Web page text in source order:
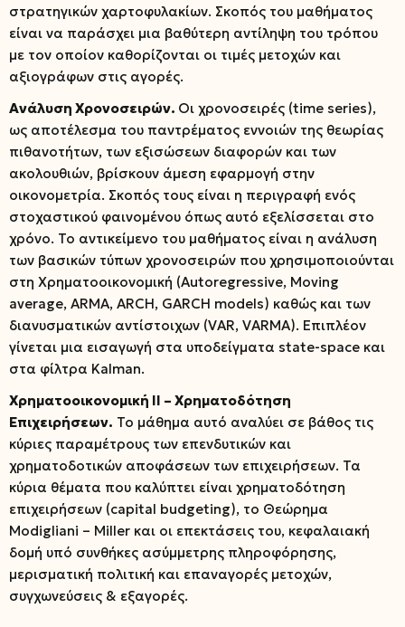
στρατηγικών χαρτοφυλακίων. Σκοπός του μαθήματος
είναι να παράσχει μια βαθύτερη αντίληψη του τρόπου
με τον οποίον καθορίζονται οι τιμές μετοχών και
αξιογράφων στις αγορές.
Ανάλυση Χρονοσειρών. Οι χρονοσειρές (time series),
ως αποτέλεσμα του παντρέματος εννοιών της θεωρίας
πιθανοτήτων, των εξισώσεων διαφορών και των
ακολουθιών, βρίσκουν άμεση εφαρμογή στην
οικονομετρία. Σκοπός τους είναι η περιγραφή ενός
στοχαστικού φαινομένου όπως αυτό εξελίσσεται στο
χρόνο. Το αντικείμενο του μαθήματος είναι η ανάλυση
των βασικών τύπων χρονοσειρών που χρησιμοποιούνται
στη Χρηματοοικονομική (Autoregressive, Moving
average, ARMA, ARCH, GARCH models) καθώς και των
διανυσματικών αντίστοιχων (VAR, VARMA). Επιπλέον
γίνεται μια εισαγωγή στα υποδείγματα state-space και
στα φίλτρα Kalman.
Χρηματοοικονομική ΙΙ – Χρηματοδότηση
Επιχειρήσεων. Το μάθημα αυτό αναλύει σε βάθος τις
κύριες παραμέτρους των επενδυτικών και
χρηματοδοτικών αποφάσεων των επιχειρήσεων. Τα
κύρια θέματα που καλύπτει είναι χρηματοδότηση
επιχειρήσεων (capital budgeting), το Θεώρημα
Modigliani – Miller και οι επεκτάσεις του, κεφαλαιακή
δομή υπό συνθήκες ασύμμετρης πληροφόρησης,
μερισματική πολιτική και επαναγορές μετοχών,
συγχωνεύσεις & εξαγορές.